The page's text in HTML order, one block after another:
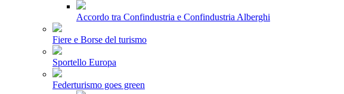
Accordo tra Confindustria e Confindustria Alberghi
Fiere e Borse del turismo
Sportello Europa
Federturismo goes green